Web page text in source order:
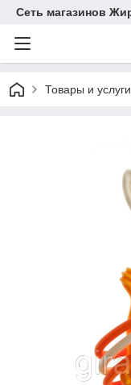
Сеть магазинов
Товары и услуги